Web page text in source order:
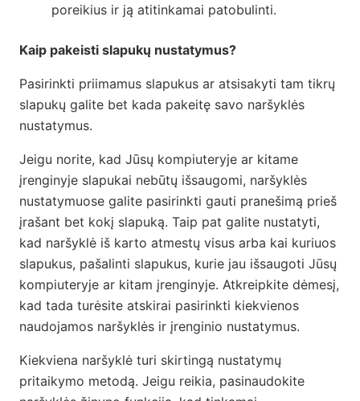
poreikius ir ją atitinkamai patobulinti.
Kaip pakeisti slapukų nustatymus?
Pasirinkti priimamus slapukus ar atsisakyti tam tikrų
slapukų galite bet kada pakeitę savo naršyklės
nustatymus.
Jeigu norite, kad Jūsų kompiuteryje ar kitame
įrenginyje slapukai nebūtų išsaugomi, naršyklės
nustatymuose galite pasirinkti gauti pranešimą prieš
įrašant bet kokį slapuką. Taip pat galite nustatyti,
kad naršyklė iš karto atmestų visus arba kai kuriuos
slapukus, pašalinti slapukus, kurie jau išsaugoti Jūsų
kompiuteryje ar kitam įrenginyje. Atkreipkite dėmesį,
kad tada turėsite atskirai pasirinkti kiekvienos
naudojamos naršyklės ir įrenginio nustatymus.
Kiekviena naršyklė turi skirtingą nustatymų
pritaikymo metodą. Jeigu reikia, pasinaudokite